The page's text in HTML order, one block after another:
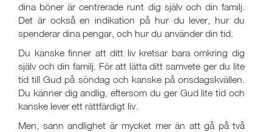
dina böner är centrerade runt dig själv och din familj.
Det är också en indikation på hur du lever, hur du
spenderar dina pengar, och hur du använder din tid.
Du kanske finner att ditt liv kretsar bara omkring dig
själv och din familj. För att lätta ditt samvete ger du lite
tid till Gud på söndag och kanske på onsdagskvällen.
Du känner dig andlig, eftersom du ger Gud lite tid och
kanske lever ett rättfärdigt liv.
Men, sann andlighet är mycket mer än att gå på två